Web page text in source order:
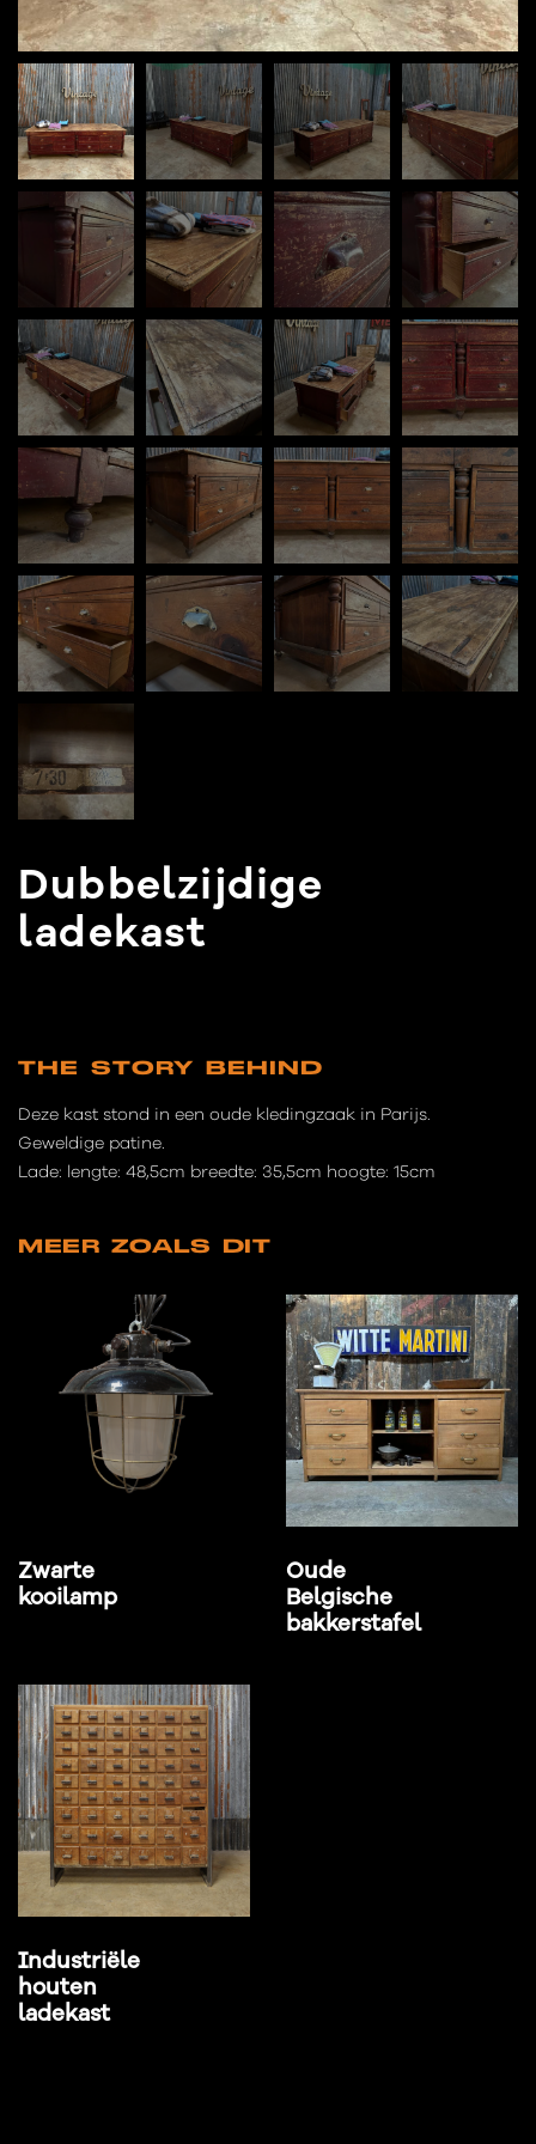
Dubbelzijdige
ladekast
THE STORY BEHIND
Deze kast stond in een oude kledingzaak in Parijs.
Geweldige patine.
Lade: lengte: 48,5cm breedte: 35,5cm hoogte: 15cm
MEER ZOALS DIT
Zwarte
kooilamp
Oude
Belgische
bakkerstafel
Industriële
houten
ladekast